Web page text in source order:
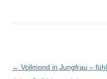
Beitragsnavigation
← Vollmond in Jungfrau –